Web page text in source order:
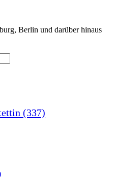
Berlin und darüber hinaus
(337)